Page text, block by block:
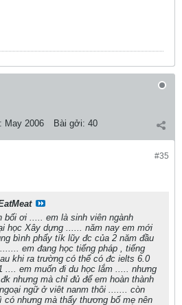
May 2006 Bài gởi: 40
#35
bối ơi ..... em là sinh viên ngành
học Xây dựng ...... năm nay em mới
bình phẩy tík lũy đc của 2 năm đầu
em đang học tiếng pháp , tiếng
khi ra trường có thể có đc ielts 6.0
.... em muốn đi du học lắm ..... nhưng
nhưng mà chỉ đủ để em hoàn thành
ngữ ở viêt nanm thôi ....... còn
có nhưng mà thấy thương bố mẹ nên